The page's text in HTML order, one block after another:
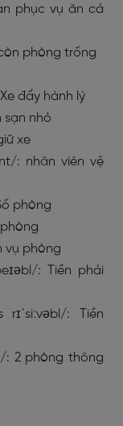
phục vụ ăn cả
phòng trống
đẩy hành lý
sạn nhỏ
xe
: nhân viên vệ
phòng
vụ phòng
: Tiền phải
rɪˈsiːvəbl/: Tiền
: 2 phòng thông